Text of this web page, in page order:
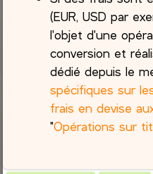
(EUR, USD par
l'objet d'une
conversion et
dédié depuis le
spécifiques sur
frais en devise
"Opérations sur